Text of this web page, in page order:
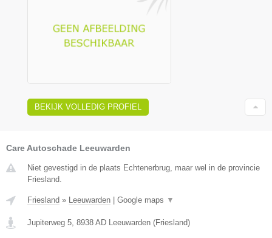
BEKIJK VOLLEDIG PROFIEL
Care Autoschade Leeuwarden
Niet gevestigd in de plaats Echtenerbrug, maar wel in de provincie
Friesland.
Friesland » Leeuwarden | Google maps ▼
Jupiterweg 5 8938 AD Leeuwarden (Friesland)